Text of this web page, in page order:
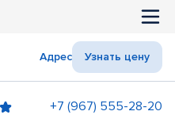
Адрес Узнать цену
+7 (967) 555-28-20